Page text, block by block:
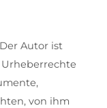
Autor ist
von ihm